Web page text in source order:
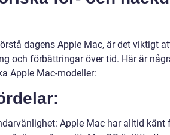
dagens Apple Mac, är det viktigt
och förbättringar över tid. Här är
Apple Mac-modeller:
Apple Mac har alltid känt